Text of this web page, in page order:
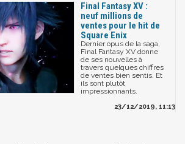
Final Fantasy XV :
neuf millions de
ventes pour le hit de
Square Enix
Dernier opus de la saga,
Final Fantasy XV donne
de ses nouvelles à
travers quelques chiffres
de ventes bien sentis. Et
ils sont plutôt
impressionnants.
23/12/2019, 11:13